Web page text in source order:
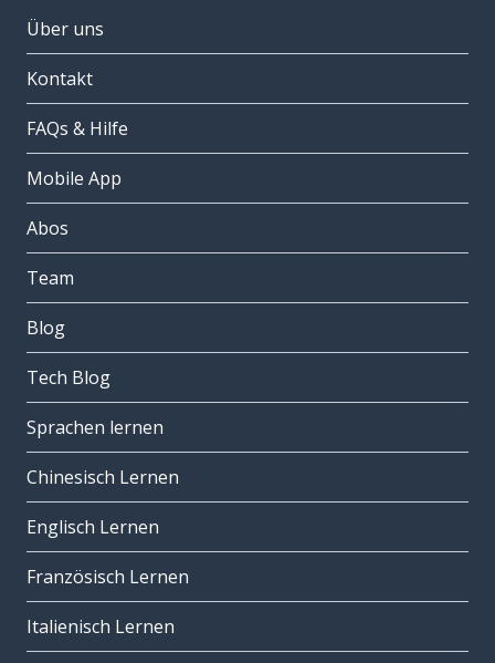
Über uns
Kontakt
FAQs & Hilfe
Mobile App
Abos
Team
Blog
Tech Blog
Sprachen lernen
Chinesisch Lernen
Englisch Lernen
Französisch Lernen
Italienisch Lernen